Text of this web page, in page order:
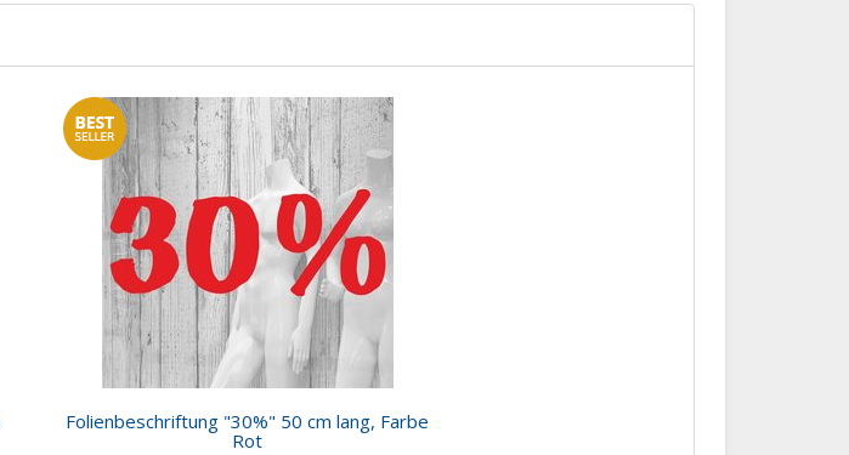
Folienbeschriftung "30%" 50 cm lang, Farbe
Rot